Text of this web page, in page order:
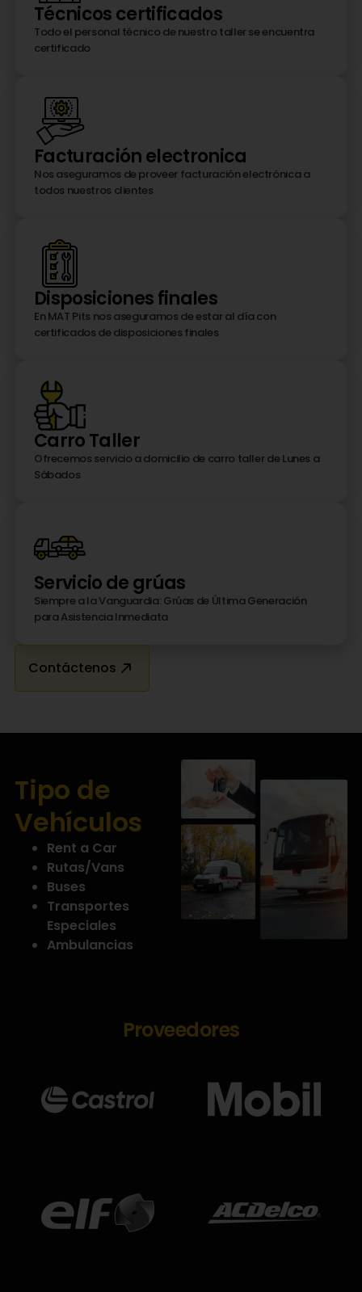
Técnicos certificados
Todo el personal técnico de nuestro taller se encuentra
certificado
Facturación electronica
Nos aseguramos de proveer facturación electrónica a
todos nuestros clientes
Disposiciones finales
En MAT Pits nos aseguramos de estar al día con
certificados de disposiciones finales
Carro Taller
Ofrecemos servicio a domicilio de carro taller de Lunes a
Sábados
Servicio de grúas
Siempre a la Vanguardia: Grúas de Última Generación
para Asistencia Inmediata
Contáctenos
Tipo de
Vehículos
Rent a Car
Rutas/Vans
Buses
Transportes
Especiales
Ambulancias
Proveedores